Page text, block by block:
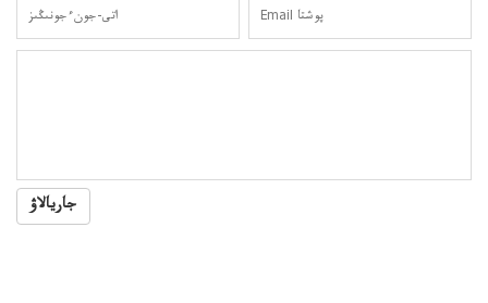
جاريالاۋ